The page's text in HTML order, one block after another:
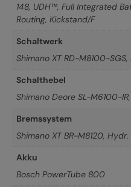
148, UDH™, Full Integrated
Routing, Kickstand/F
Schaltwerk
Shimano XT RD-M8100-
Schalthebel
Shimano Deore SL-M6100-
Bremssystem
Shimano XT BR-M8120,
Akku
Bosch PowerTube 800